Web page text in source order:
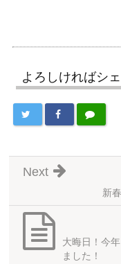
よろしければシ
新
Next
大晦日！今
ました！